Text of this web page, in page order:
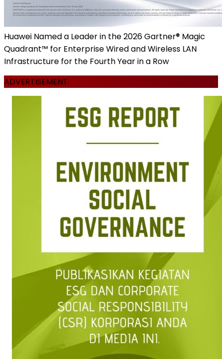
Huawei Named a Leader in the 2026 Gartner® Magic
Quadrant™ for Enterprise Wired and Wireless LAN
Infrastructure for the Fourth Year in a Row
ADVERTISEMENT